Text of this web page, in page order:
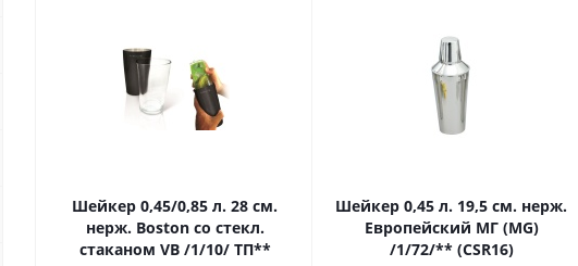
Шейкер 0,45/0,85 л. 28 см.
нерж. Boston со стекл.
стаканом VB /1/10/ ТП**
Шейкер 0,45 л. 19,5 см. нерж.
Европейский МГ (MG)
/1/72/** (CSR16)